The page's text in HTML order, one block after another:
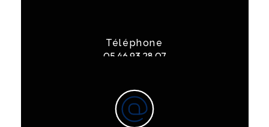
Téléphone
05 46 93 28 07